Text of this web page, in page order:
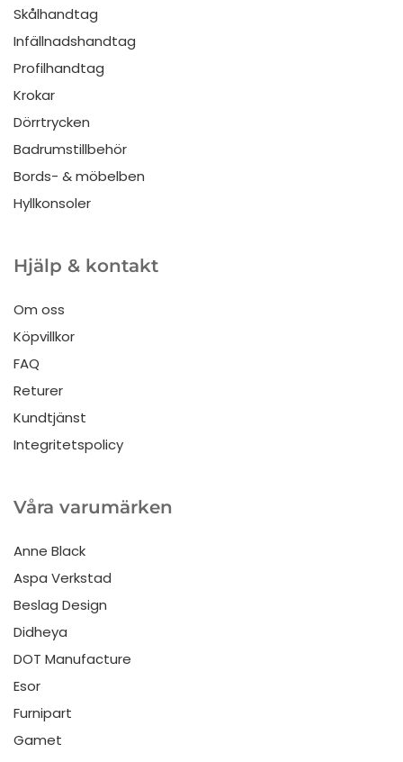
Skålhandtag
Infällnadshandtag
Profilhandtag
Krokar
Dörrtrycken
Badrumstillbehör
Bords- & möbelben
Hyllkonsoler
Hjälp & kontakt
Om oss
Köpvillkor
FAQ
Returer
Kundtjänst
Integritetspolicy
Våra varumärken
Anne Black
Aspa Verkstad
Beslag Design
Didheya
DOT Manufacture
Esor
Furnipart
Gamet